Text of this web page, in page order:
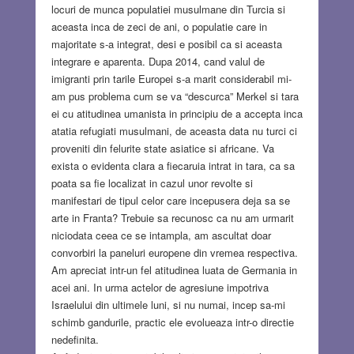
locuri de munca populatiei musulmane din Turcia si
aceasta inca de zeci de ani, o populatie care in
majoritate s-a integrat, desi e posibil ca si aceasta
integrare e aparenta. Dupa 2014, cand valul de
imigranti prin tarile Europei s-a marit considerabil mi-
am pus problema cum se va “descurca” Merkel si tara
ei cu atitudinea umanista in principiu de a accepta inca
atatia refugiati musulmani, de aceasta data nu turci ci
proveniti din felurite state asiatice si africane. Va
exista o evidenta clara a fiecaruia intrat in tara, ca sa
poata sa fie localizat in cazul unor revolte si
manifestari de tipul celor care incepusera deja sa se
arte in Franta? Trebuie sa recunosc ca nu am urmarit
niciodata ceea ce se intampla, am ascultat doar
convorbiri la paneluri europene din vremea respectiva.
Am apreciat intr-un fel atitudinea luata de Germania in
acei ani. In urma actelor de agresiune impotriva
Israelului din ultimele luni, si nu numai, incep sa-mi
schimb gandurile, practic ele evolueaza intr-o directie
nedefinita.